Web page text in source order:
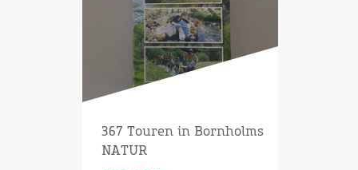
367 Touren in Bornholms
NATUR